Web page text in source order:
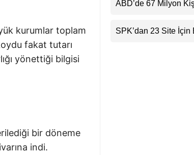
kurumlar toplam
fakat tutarı
yönettiği bilgisi
bir döneme
indi.
ABD’de 67 Milyon
SPK’dan 23 Site İçin